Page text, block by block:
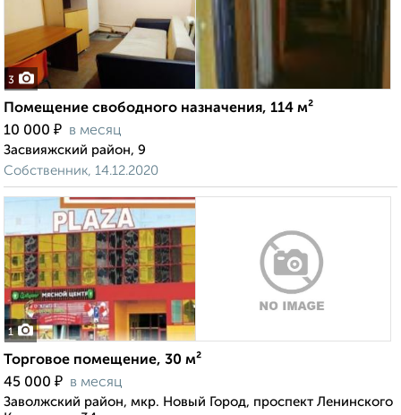
3
Помещение свободного назначения, 114 м²
10 000 ₽ в месяц
Засвияжский район, 9
Собственник, 14.12.2020
1
Торговое помещение, 30 м²
45 000 ₽ в месяц
Заволжский район, мкр. Новый Город, проспект Ленинского